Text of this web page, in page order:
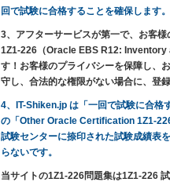
回で試験に合格することを確保します。
3、アフターサービスが第一で、お客
1Z1-226（Oracle EBS R12: Inventory
す！お客様のプライバシーを保障し、
守し、合法的な権限がない場合に、登
4、IT-Shiken.jp は「一回で試験に合格
の「Other Oracle Certification 1Z1-
試験センターに捺印された試験成績表
らないです。
当サイトの1Z1-226問題集は1Z1-226